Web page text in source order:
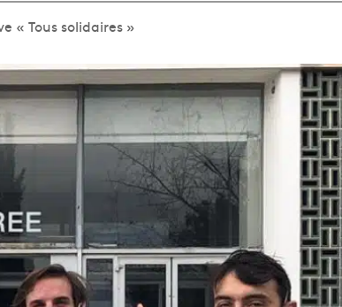
« Tous solidaires »